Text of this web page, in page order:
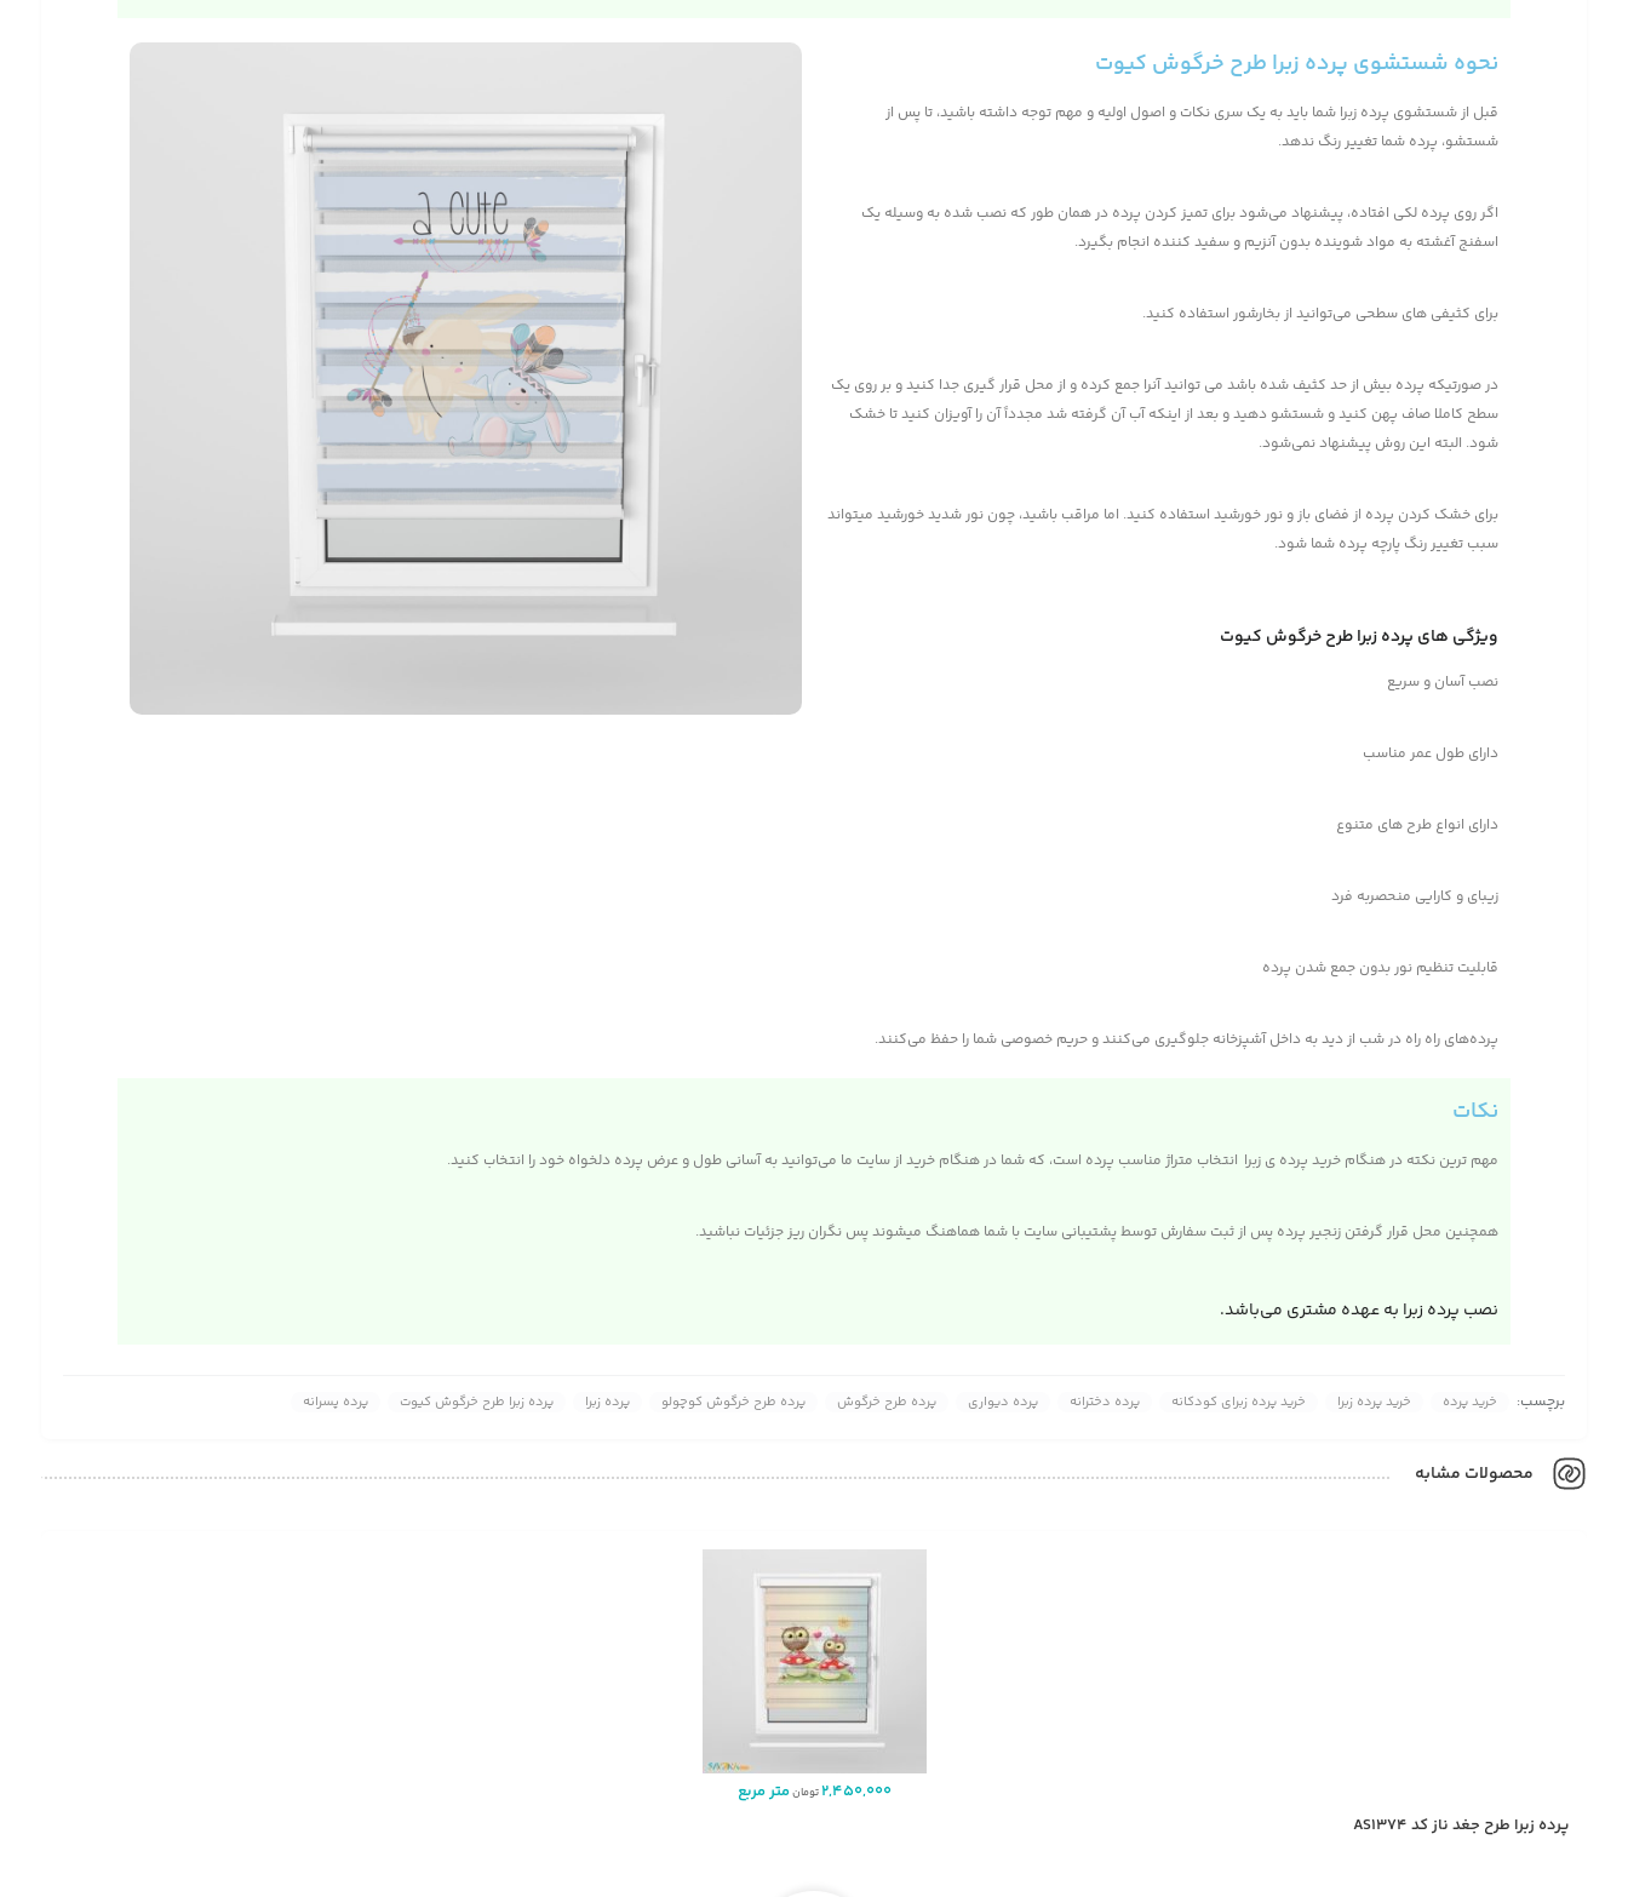
نحوه شستشوی پرده زبرا طرح خرگوش کیوت
قبل از شستشوی پرده زبرا شما باید به یک سری نکات و اصول اولیه و مهم توجه داشته باشید، تا پس از
شستشو، پرده شما تغییر رنگ ندهد.
اگر روی پرده لکی افتاده، پیشنهاد می‌شود برای تمیز کردن پرده در همان طور که نصب شده به وسیله یک
اسفنج آغشته به مواد شوینده بدون آنزیم و سفید کننده انجام بگیرد.
برای کثیفی های سطحی می‌توانید از بخارشور استفاده کنید.
در صورتیکه پرده بیش از حد کثیف شده باشد می توانید آنرا جمع کرده و از محل قرار گیری جدا کنید و بر روی یک
سطح کاملا صاف پهن کنید و شستشو دهید و بعد از اینکه آب آن گرفته شد مجدداً آن را آویزان کنید تا خشک
شود. البته این روش پیشنهاد نمی‌شود.
برای خشک کردن پرده از فضای باز و نور خورشید استفاده کنید. اما مراقب باشید، چون نور شدید خورشید میتواند
سبب تغییر رنگ پارچه پرده شما شود.
ویژگی های پرده زبرا طرح خرگوش کیوت
نصب آسان و سریع
دارای طول عمر مناسب
دارای انواع طرح های متنوع
زیبای و کارایی منحصربه فرد
قابلیت تنظیم نور بدون جمع شدن پرده
پرده‌های راه راه در شب از دید به داخل آشپزخانه جلوگیری می‌کنند و حریم خصوصی شما را حفظ می‌کنند.
نکات
مهم ترین نکته در هنگام خرید پرده ی زبرا انتخاب متراژ مناسب پرده است، که شما در هنگام خرید از سایت ما می‌توانید به آسانی طول و عرض پرده دلخواه خود را انتخاب کنید.
همچنین محل قرار گرفتن زنجیر پرده پس از ثبت سفارش توسط پشتیبانی سایت با شما هماهنگ میشوند پس نگران ریز جزئیات نباشید.
نصب پرده زبرا به عهده مشتری می‌باشد.
برچسب: خرید پرده خرید پرده زبرا خرید پرده زبرای کودکانه پرده دخترانه پرده دیواری پرده طرح خرگوش پرده طرح خرگوش کوچولو پرده زبرا پرده زبرا طرح خرگوش کیوت پرده پسرانه
محصولات مشابه
2,450,000تومانمتر مربع
پرده زبرا طرح جغد ناز کد AS1374